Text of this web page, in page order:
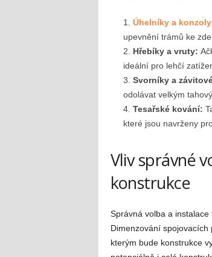
Úhelníky a konzoly
upevnění trámů ke
Hřebíky a vruty:
ideální pro lehčí
Svorníky a
odolávat velkým
Tesařské kování:
které jsou navrženy
Vliv správné
konstrukce
Správná volba a
Dimenzování
kterým bude konstrukce